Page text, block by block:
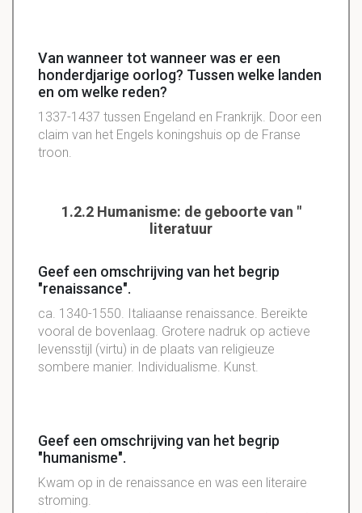
Van wanneer tot wanneer was er een
honderdjarige oorlog? Tussen welke landen
en om welke reden?
1337-1437 tussen Engeland en Frankrijk. Door een
claim van het Engels koningshuis op de Franse
troon.
1.2.2 Humanisme: de geboorte van "
literatuur
Geef een omschrijving van het begrip
"renaissance".
ca. 1340-1550. Italiaanse renaissance. Bereikte
vooral de bovenlaag. Grotere nadruk op actieve
levensstijl (virtu) in de plaats van religieuze
sombere manier. Individualisme. Kunst.
Geef een omschrijving van het begrip
"humanisme".
Kwam op in de renaissance en was een literaire
stroming.